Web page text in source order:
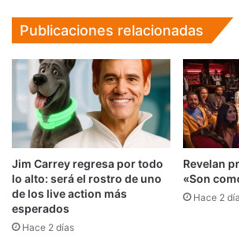
Publicaciones relacionadas
Jim Carrey regresa por todo
lo alto: será el rostro de uno
de los live action más
esperados
Hace 2 días
Revelan
«Son
Hace 2